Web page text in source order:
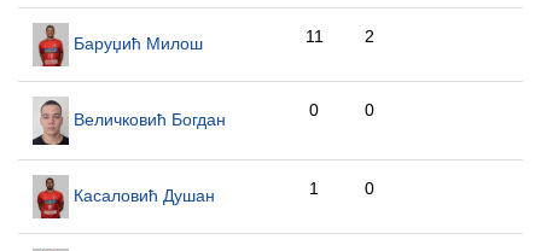
Баруџић Милош 11 2
Величковић Богдан 0 0
Касаловић Душан 1 0